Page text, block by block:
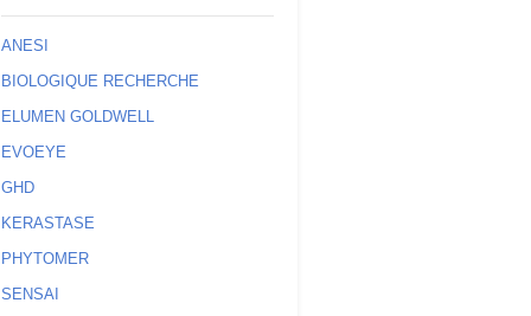
ANESI
BIOLOGIQUE RECHERCHE
ELUMEN GOLDWELL
EVOEYE
GHD
KERASTASE
PHYTOMER
SENSAI